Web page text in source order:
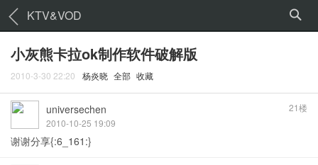
KTV&VOD
小灰熊卡拉ok制作软件破解版
2010-3-30 22:20 杨炎晓 全部 收藏
21楼
universechen
2010-10-25 19:09
谢谢分享{:6_161:}